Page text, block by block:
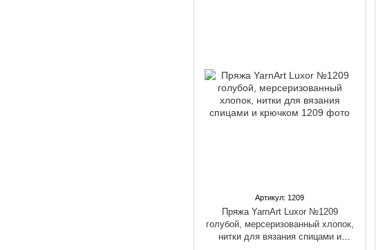
Артикул: 1209
Пряжа YarnArt Luxor №1209
голубой, мерсеризованный хлопок,
нитки для вязания спицами и